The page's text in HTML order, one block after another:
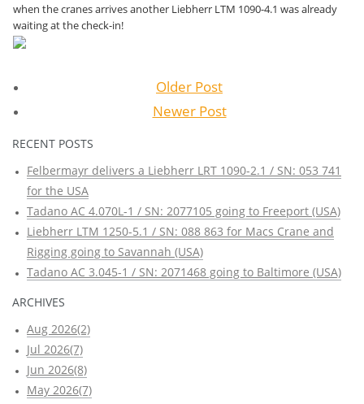
when the cranes arrives another Liebherr LTM 1090-4.1 was already
waiting at the check-in!
Older Post
Newer Post
RECENT POSTS
Felbermayr delivers a Liebherr LRT 1090-2.1 / SN: 053 741
for the USA
Tadano AC 4.070L-1 / SN: 2077105 going to Freeport (USA)
Liebherr LTM 1250-5.1 / SN: 088 863 for Macs Crane and
Rigging going to Savannah (USA)
Tadano AC 3.045-1 / SN: 2071468 going to Baltimore (USA)
ARCHIVES
Aug 2026(2)
Jul 2026(7)
Jun 2026(8)
May 2026(7)